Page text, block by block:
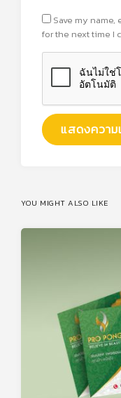
Save my
for the next time I
YOU MIGHT ALSO LIKE